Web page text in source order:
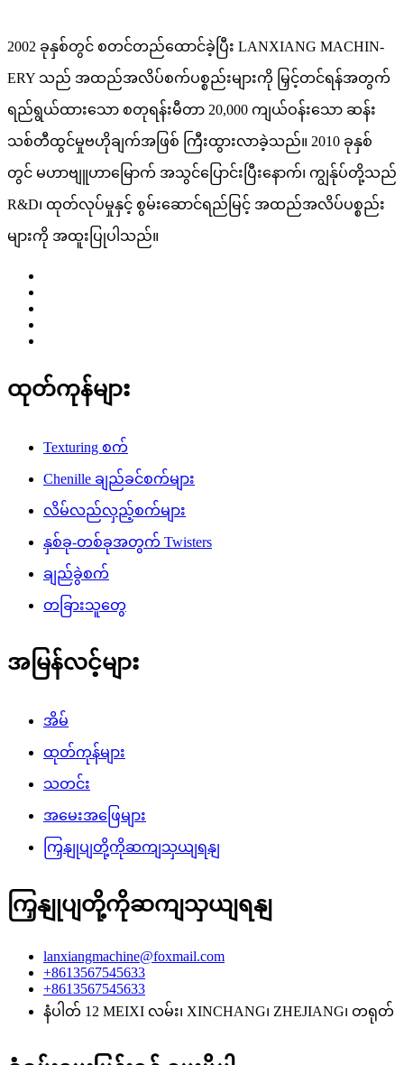
2002 ခုနှစ်တွင် စတင်တည်ထောင်ခဲ့ပြီး LANXIANG MACHIN-
ERY သည် အထည်အလိပ်စက်ပစ္စည်းများကို မြှင့်တင်ရန်အတွက်
ရည်ရွယ်ထားသော စတုရန်းမီတာ 20,000 ကျယ်ဝန်းသော ဆန်း
သစ်တီထွင်မှုဗဟိုချက်အဖြစ် ကြီးထွားလာခဲ့သည်။ 2010 ခုနှစ်
တွင် မဟာဗျူဟာမြောက် အသွင်ပြောင်းပြီးနောက်၊ ကျွန်ုပ်တို့သည်
R&D၊ ထုတ်လုပ်မှုနှင့် စွမ်းဆောင်ရည်မြင့် အထည်အလိပ်ပစ္စည်း
များကို အထူးပြုပါသည်။
ထုတ်ကုန်များ
Texturing စက်
Chenille ချည်ခင်စက်များ
လိမ်လည်လှည့်စက်များ
နှစ်ခု-တစ်ခုအတွက် Twisters
ချည်ခွဲစက်
တခြားသူတွေ
အမြန်လင့်များ
အိမ်
ထုတ်ကုန်များ
သတင်း
အမေးအဖြေများ
ကြှနျုပျတို့ကိုဆကျသှယျရနျ
ကြှနျုပျတို့ကိုဆကျသှယျရနျ
lanxiangmachine@foxmail.com
+8613567545633
+8613567545633
နံပါတ် 12 MEIXI လမ်း၊ XINCHANG၊ ZHEJIANG၊ တရုတ်